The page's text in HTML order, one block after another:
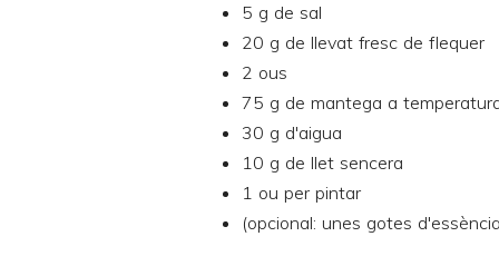
5 g de sal
20 g de llevat fresc de flequer
2 ous
75 g de mantega a
30 g d'aigua
10 g de llet sencera
1 ou per pintar
(opcional: unes gotes